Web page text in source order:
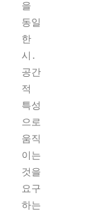
을
동일
한
시․
공간
적
특성
으로
움직
이는
것을
요구
하는